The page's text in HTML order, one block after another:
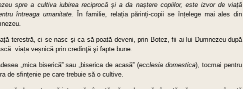
spre a cultiva iubirea reciprocă şi a da naștere copiilor, este izvor de viață
întreaga umanitate.
În familie, relația părinți-copii se înțelege mai ales din
terestră, ci se nasc și ca să poată deveni, prin Botez, fii ai lui Dumnezeu după
viața veșnică prin credinţă şi fapte bune.
„mica biserică” sau „biserica de acasă” (ecclesia domestica), tocmai pentru
de sfințenie pe care trebuie să o cultive.